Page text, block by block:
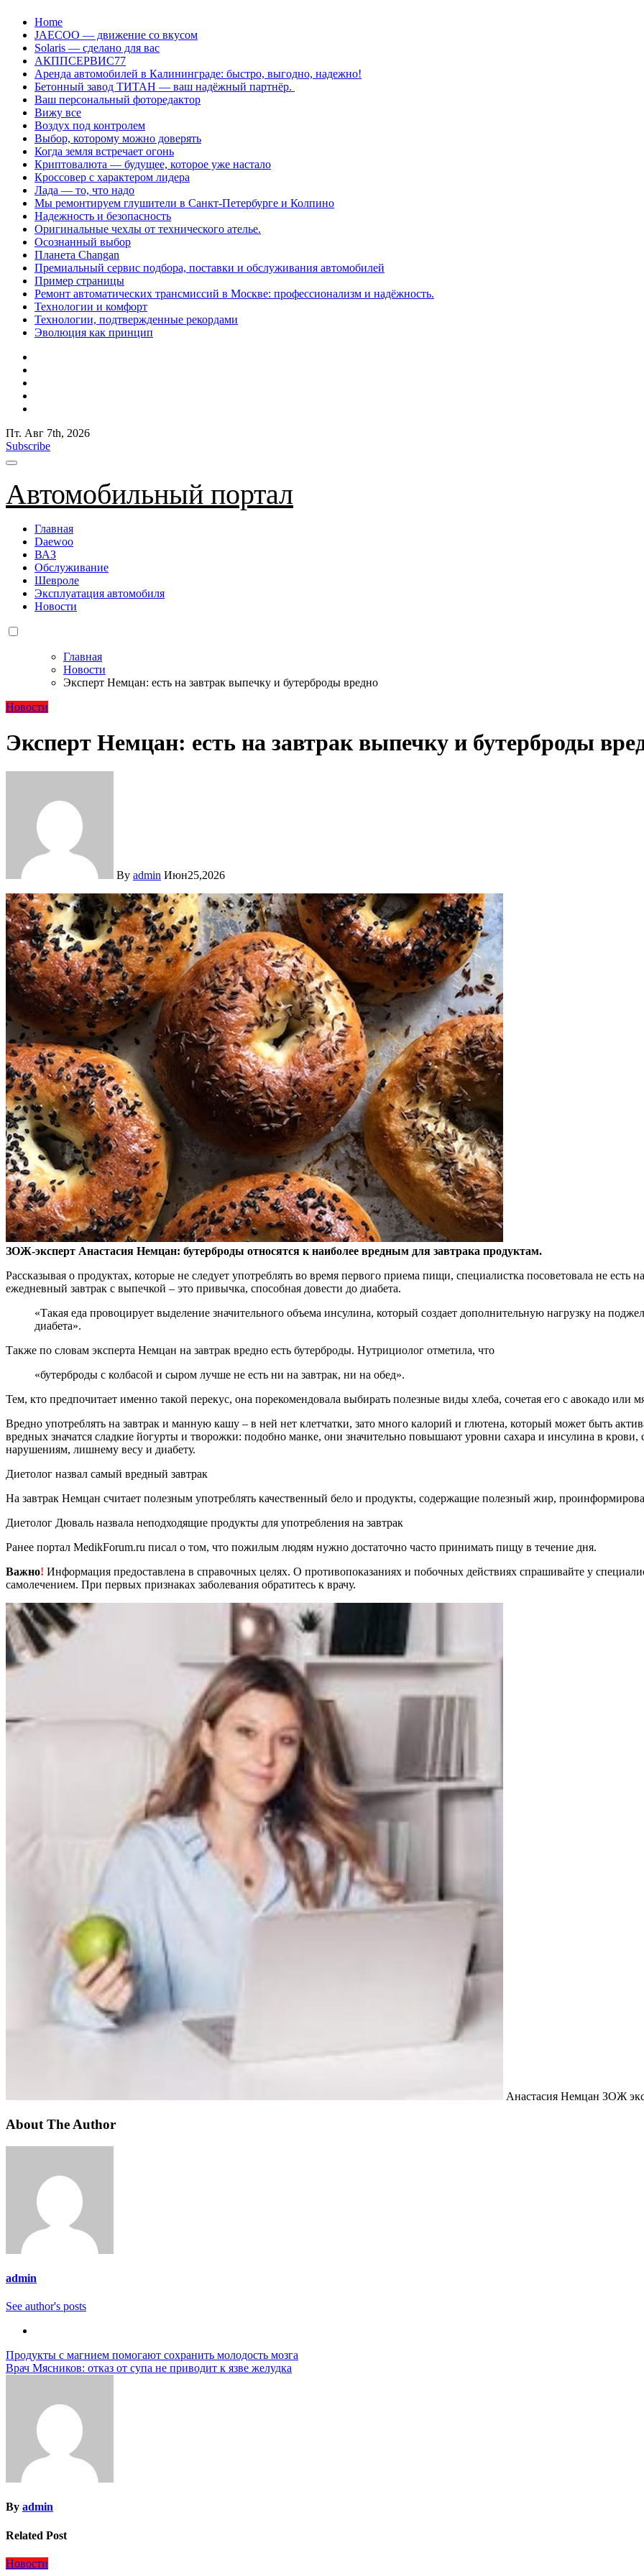
Перейти
содержанию
Home
JAECOO — движение со вкусом
Solaris — сделано для вас
АКППСЕРВИС77
Аренда автомобилей в Калининграде: быстро, выгодно, надежно!
Бетонный завод ТИТАН — ваш надёжный партнёр.
Ваш персональный фоторедактор
Вижу все
Воздух под контролем
Выбор, которому можно доверять
Когда земля встречает огонь
Криптовалюта — будущее, которое уже настало
Кроссовер с характером лидера
Лада — то, что надо
Мы ремонтируем глушители в Санкт-Петербурге и Колпино
Надежность и безопасность
Оригинальные чехлы от технического ателье.
Осознанный выбор
Планета Changan
Премиальный сервис подбора, поставки и обслуживания автомобилей
Пример страницы
Ремонт автоматических трансмиссий в Москве: профессионализм и надёжность.
Технологии и комфорт
Технологии, подтвержденные рекордами
Эволюция как принцип
Пт. Авг 7th, 2026
Subscribe
Автомобильный портал
Главная
Daewoo
ВАЗ
Обслуживание
Шевроле
Эксплуатация автомобиля
Новости
Главная
Новости
Эксперт Немцан: есть на завтрак выпечку и бутерброды вредно
Новости
Эксперт Немцан: есть на завтрак выпечку и бутерброды
By admin Июн25,2026
ЗОЖ-эксперт Анастасия Немцан: бутерброды относятся к наиболее вредным для завтрака продуктам.
Рассказывая о продуктах, которые не следует употреблять во время первого приема пищи, специалистка посоветовала не есть
ежедневный завтрак с выпечкой – это привычка, способная довести до диабета.
«Такая еда провоцирует выделение значительного объема инсулина, который создает дополнительную нагрузку на поджелудочную железу. В будущем это чревато развитием
диабета».
Также по словам эксперта Немцан на завтрак вредно есть бутерброды. Нутрициолог отметила, что
«бутерброды с колбасой и сыром лучше не есть ни на завтрак, ни на обед».
Тем, кто предпочитает именно такой перекус, она порекомендовала выбирать полезные виды хлеба, сочетая его с авокадо или
Вредно употреблять на завтрак и манную кашу – в ней нет клетчатки, зато много калорий и глютена, который может быть
вредных значатся сладкие йогурты и творожки: подобно манке, они значительно повышают уровни сахара и инсулина в
нарушениям, лишнему весу и диабету.
Диетолог назвал самый вредный завтрак
На завтрак Немцан считает полезным употреблять качественный бело и продукты, содержащие полезный жир,
Диетолог Дюваль назвала неподходящие продукты для употребления на завтрак
Ранее портал MedikForum.ru писал о том, что пожилым людям нужно достаточно часто принимать пищу в течение дня.
Важно! Информация предоставлена в справочных целях. О противопоказаниях и побочных действиях спрашивайте у
самолечением. При первых признаках заболевания обратитесь к врачу.
Анастасия Немцан ЗОЖ
About The Author
admin
See author's posts
Навигация
по
Продукты с магнием помогают сохранить молодость мозга
Врач Мясников: отказ от супа не приводит к язве желудка
By admin
Related Post
Новости